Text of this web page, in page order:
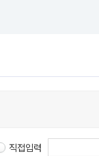
직접입력